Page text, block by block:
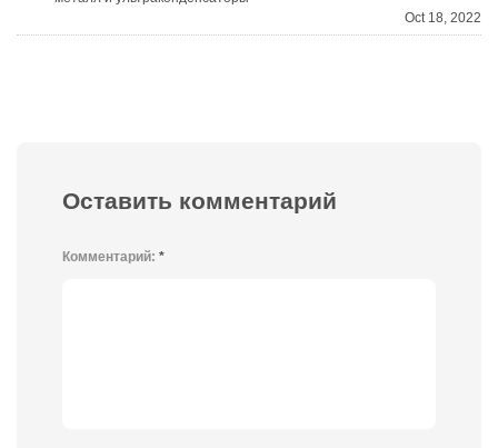
Oct 18, 2022
Оставить комментарий
Комментарий: *